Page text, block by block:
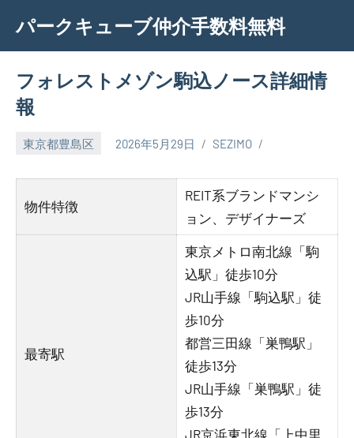
content
パークキューブ仲介手数料無料
フォレストメゾン駒込ノース詳細情
報
東京都豊島区 2026年5月29日 SEZIMO
物件特徴
REIT系ブランドマンシ
ョン、デザイナーズ
最寄駅
東京メトロ南北線「駒
込駅」徒歩10分
JR山手線「駒込駅」徒
歩10分
都営三田線「巣鴨駅」
徒歩13分
JR山手線「巣鴨駅」徒
歩13分
JR京浜東北線「上中里